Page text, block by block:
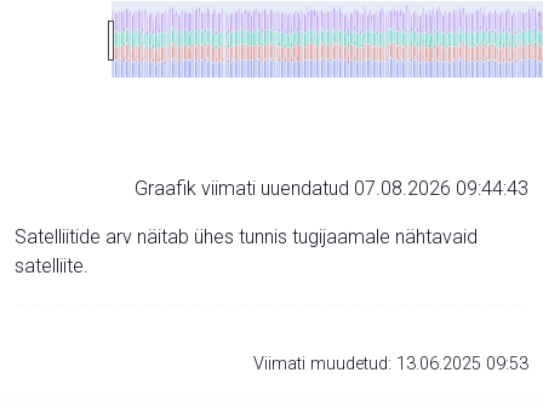
Graafik viimati uuendatud 07.08.2026 09:44:43
Satelliitide arv näitab ühes tunnis tugijaamale nähtavaid
satelliite.
Viimati muudetud: 13.06.2025 09:53